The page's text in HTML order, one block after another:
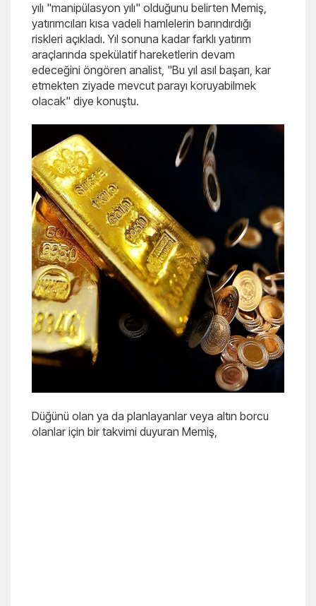
yılı "manipülasyon yılı" olduğunu belirten Memiş,
yatırımcıları kısa vadeli hamlelerin barındırdığı
riskleri açıkladı. Yıl sonuna kadar farklı yatırım
araçlarında spekülatif hareketlerin devam
edeceğini öngören analist, "Bu yıl asıl başarı, kar
etmekten ziyade mevcut parayı koruyabilmek
olacak" diye konuştu.
Düğünü olan ya da planlayanlar veya altın borcu
olanlar için bir takvimi duyuran Memiş,